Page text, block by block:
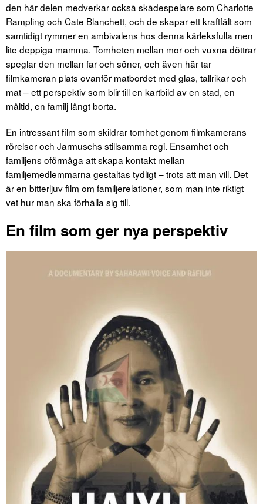
den här delen medverkar också skådespelare som Charlotte
Rampling och Cate Blanchett, och de skapar ett kraftfält som
samtidigt rymmer en ambivalens hos denna kärleksfulla men
lite deppiga mamma. Tomheten mellan mor och vuxna döttrar
speglar den mellan far och söner, och även här tar
filmkameran plats ovanför matbordet med glas, tallrikar och
mat – ett perspektiv som blir till en kartbild av en stad, en
måltid, en familj långt borta.
En intressant film som skildrar tomhet genom filmkamerans
rörelser och Jarmuschs stillsamma regi. Ensamhet och
familjens oförmåga att skapa kontakt mellan
familjemedlemmarna gestaltas tydligt – trots att man vill. Det
är en bitterljuv film om familjerelationer, som man inte riktigt
vet hur man ska förhålla sig till.
En film som ger nya perspektiv